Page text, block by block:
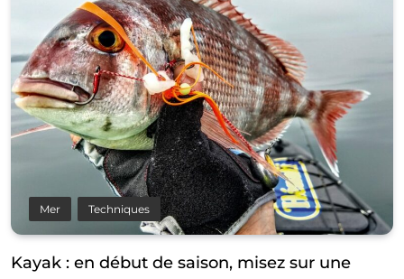
Mer Techniques
Kayak : en début de saison, misez sur une